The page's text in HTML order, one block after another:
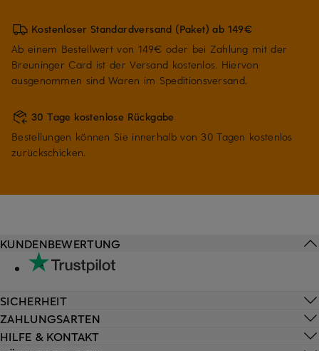
Kostenloser Standardversand (Paket) ab 149€
Ab einem Bestellwert von 149€ oder bei Zahlung mit der
Breuninger Card ist der Versand kostenlos. Hiervon
ausgenommen sind Waren im Speditionsversand.
30 Tage kostenlose Rückgabe
Bestellungen können Sie innerhalb von 30 Tagen kostenlos
zurückschicken.
HILFE & KONTAKT
KUNDENBEWERTUNG
SICHERHEIT
ZAHLUNGSARTEN